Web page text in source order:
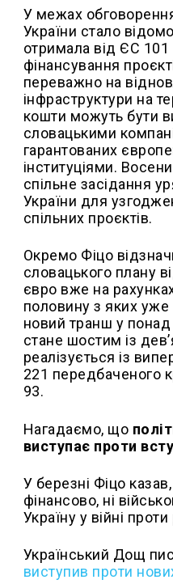
У межах
України стало
отримала від ЄС
фінансування
переважно на
інфраструктури на
кошти можуть бути
словацькими
гарантованих
інституціями.
спільне засідання
України для
спільних проєктів.
Окремо Фіцо
словацького плану
євро вже на
половину з яких уже
новий транш у
стане шостим із
реалізується із
221 передбаченого
93.
Нагадаємо, що
виступає проти
У березні Фіцо
фінансово, ні
Україну у війні проти
Український Дощ
виступив проти